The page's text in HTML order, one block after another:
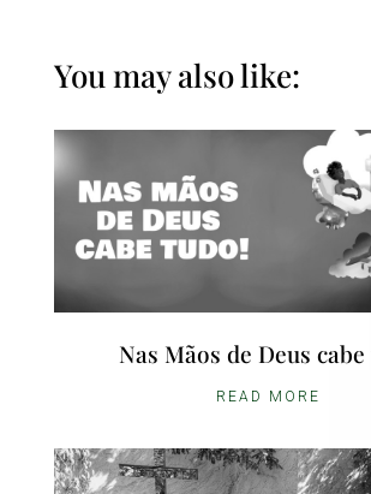
You may also like:
Nas Mãos de Deus
READ MORE